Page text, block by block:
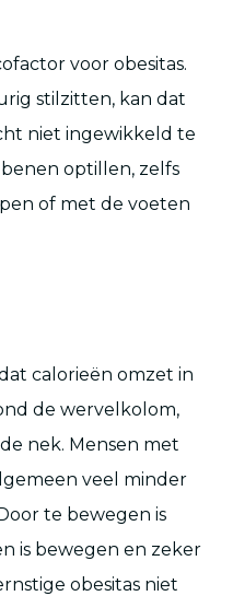
voor obesitas.
stilzitten, kan dat
niet ingewikkeld te
optillen, zelfs
of met de voeten
calorieën omzet in
de wervelkolom,
nek. Mensen met
veel minder
te bewegen is
is bewegen en zeker
obesitas niet